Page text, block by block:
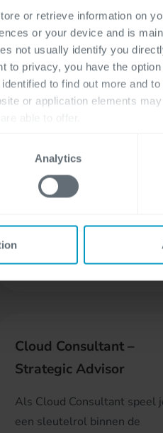
or retrieve information on
or your device and is
not usually identify you
to privacy, you have the
to find out more and
or application elements
Analytics
Heb jij net zoals ons een
ontembare passie voor de
eindeloze mogelijkheden van
het innovatieve Microsoft
Platform, en haal j...
Antwerpen, Gent, Hasselt
Microsoft Dynamics 365,
Professional, Freelancer
Cloud Consultant –
Strategic Advisor
Als Cloud Consultant speel
een sleutelrol binnen de